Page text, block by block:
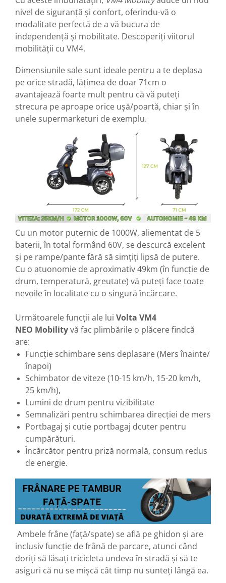
Piese Xiaomi Scooter 5 PLUS
Piese Xiaomi Scooter 5 PRO
Piese Xiaomi Scooter 5 MAX
Piese Xiaomi Scooter 6 PRO
Piese Xiaomi Scooter 6
Scooter 4 Lite
Accesorii Trotinete
Piese Segway/Ninebot
Ninebot Segway ZT3 PRO
Piese de Schimb
Senzori Pedelec
Piese masinute electrice copii
Franare
Relee
Pedale si accesorii
Mecanica
Conectori - Sigurante
Tranzistori Mosfet - Senzori
Invertor tensiune
Piese Trotineta Electrica - grupate
pe Brand
Piese tricicluri electrice univerale
Piese Trotinete Electrice
Universale
Piese Scutere Electrice universale
Incarcatoare
Acceleratii
Anvelope si camere
Controllere
Display / Bord
Motoare
Piese grupate pe Producator
Accesorii
Huse / Parbrize
nivel de siguranță și confort, oferindu-vă o
modalitate perfectă de a vă bucura de
independență și mobilitate. Descoperiți viitorul
mobilității cu VM4.
Dimensiunile sale sunt ideale pentru a te deplasa
pe orice stradă, lățimea de doar 71cm o
avantajează foarte mult pentru că vă puteți
strecura pe aproape orice ușă/poartă, chiar și în
unele supermarketuri de exemplu.
Cu un motor puternic de 1000W, aliementat de 5
baterii, în total formând 60V, se descurcă excelent
și pe rampe/pante fără să simțiți lipsă de putere.
Cu o atuonomie de aproximativ 49km (în funcție de
drum, temperatură, greutate) vă puteți face toate
nevoile în localitate cu o singură încărcare.
Următoarele funcții ale lui Volta VM4
NEO Mobilityvă fac plimbările o plăcere findcă
are:
Funcție schimbare sens deplasare (Mers înainte/
înapoi)
Schimbator de viteze (10-15 km/h, 15-20 km/h,
25 km/h),
Lumini de drum pentru vizibilitate
Semnalizări pentru schimbarea direcției de mers
Portbagaj și cutie portbagaj dcuter pentru
cumpărături.
Încărcător pentru priză normală, consum redus
de energie.
Ambele frâne (față/spate) se află pe ghidon și are
inclusiv funcție de frână de parcare, atunci când
doriți să lăsați tricicleta undeva în stradă și să te
asiguri că nu se mișcă cât timp nu sunteți lângă ea.